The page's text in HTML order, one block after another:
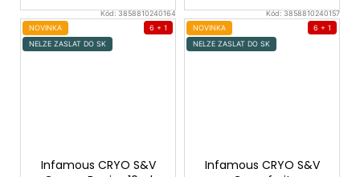
Kód:3858810240164
NOVINKA
NELZE ZASLAT DO SK
6 + 1
Infamous CRYO S&V
Kód:3858810240157
NOVINKA
NELZE ZASLAT DO SK
6 + 1
Infamous CRYO S&V